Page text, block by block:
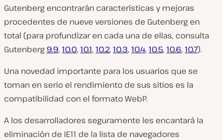
Gutenberg encontrarán características y mejoras
procedentes de nueve versiones de Gutenberg en
total (para profundizar en cada una de ellas, consulta
Gutenberg 9.9, 10.0, 10.1, 10.2, 10.3, 10.4, 10.5, 10.6, 10.7).
Una novedad importante para los usuarios que se
toman en serio el rendimiento de sus sitios es la
compatibilidad con el formato WebP.
A los desarrolladores seguramente les encantará la
eliminación de IE11 de la lista de navegadores